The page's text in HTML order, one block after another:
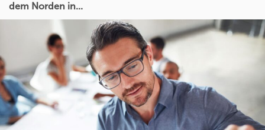
dem Norden in...